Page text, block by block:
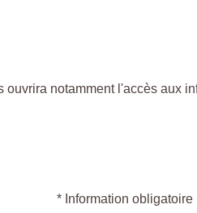
notamment l'accès aux
* Information obligatoire